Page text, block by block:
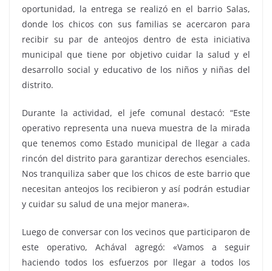
oportunidad, la entrega se realizó en el barrio Salas,
donde los chicos con sus familias se acercaron para
recibir su par de anteojos dentro de esta iniciativa
municipal que tiene por objetivo cuidar la salud y el
desarrollo social y educativo de los niños y niñas del
distrito.
Durante la actividad, el jefe comunal destacó: “Este
operativo representa una nueva muestra de la mirada
que tenemos como Estado municipal de llegar a cada
rincón del distrito para garantizar derechos esenciales.
Nos tranquiliza saber que los chicos de este barrio que
necesitan anteojos los recibieron y así podrán estudiar
y cuidar su salud de una mejor manera».
Luego de conversar con los vecinos que participaron de
este operativo, Achával agregó: «Vamos a seguir
haciendo todos los esfuerzos por llegar a todos los